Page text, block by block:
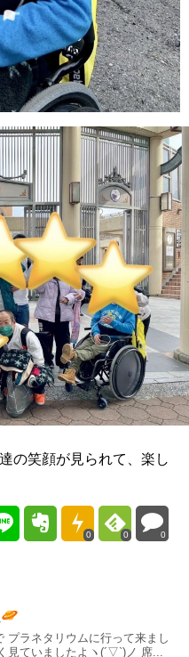
の笑顔が見られて、楽し
0 0 0
プラネタリウムに行って来まし
ていましたよヽ(´▽`)ノ 席...